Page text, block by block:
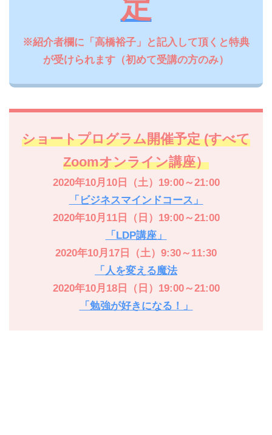
※紹介者欄に「高橋裕子」と記入して頂くと特典
が受けられます（初めて受講の方のみ）
ショートプログラム開催予定 (すべて
Zoomオンライン講座）
2020年10月10日（土）19:00～21:00
「ビジネスマインドコース」
2020年10月11日（日）19:00～21:00
「LDP講座」
2020年10月17日（土）9:30～11:30
「人を変える魔法
2020年10月18日（日）19:00～21:00
「勉強が好きになる！」